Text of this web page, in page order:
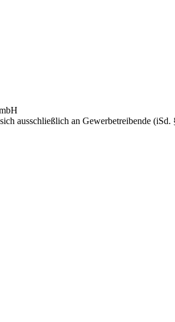
ausschließlich an Gewerbetreibende (iSd.